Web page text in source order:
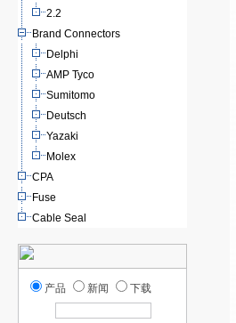
2.2
Brand Connectors
Delphi
AMP Tyco
Sumitomo
Deutsch
Yazaki
Molex
CPA
Fuse
Cable Seal
产品 新闻 下载